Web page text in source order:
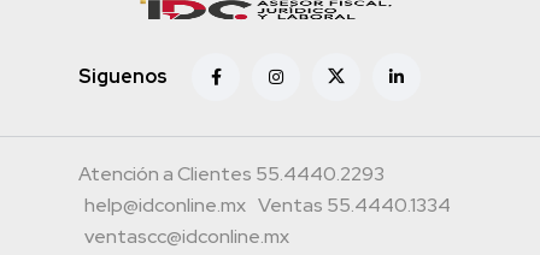
Siguenos
Atención a Clientes 55.4440.2293
help@idconline.mx Ventas 55.4440.1334
ventascc@idconline.mx